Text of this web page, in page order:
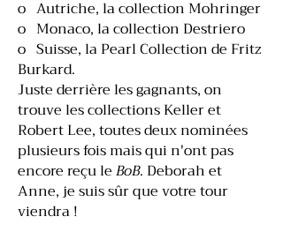
o Autriche, la collection Mohringer
o Monaco, la collection Destriero
o Suisse, la Pearl Collection de Fritz
Burkard.
Juste derrière les gagnants, on
trouve les collections Keller et
Robert Lee, toutes deux nominées
plusieurs fois mais qui n'ont pas
encore reçu leBoB. Deborah et
Anne, je suis sûr que votre tour
viendra !